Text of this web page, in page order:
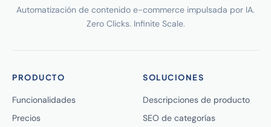
Automatización de contenido e-commerce impulsada por IA.
Zero Clicks. Infinite Scale.
PRODUCTO
Funcionalidades
Precios
SOLUCIONES
Descripciones de producto
SEO de categorías